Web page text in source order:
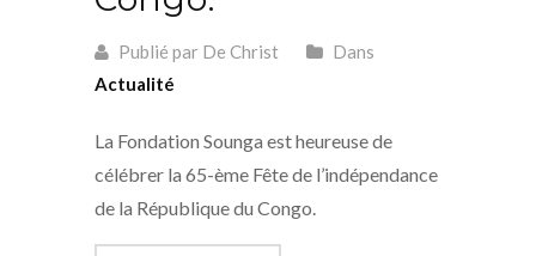
Publié par De Christ
Dans
Actualité
La Fondation Sounga est heureuse de
célébrer la 65-ème Fête de l’indépendance
de la République du Congo.